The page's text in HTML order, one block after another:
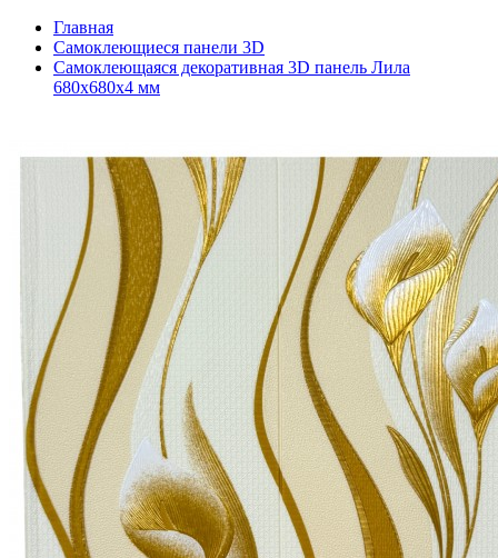
Главная
Самоклеющиеся панели 3D
Самоклеющаяся декоративная 3D панель Лила
680x680x4 мм